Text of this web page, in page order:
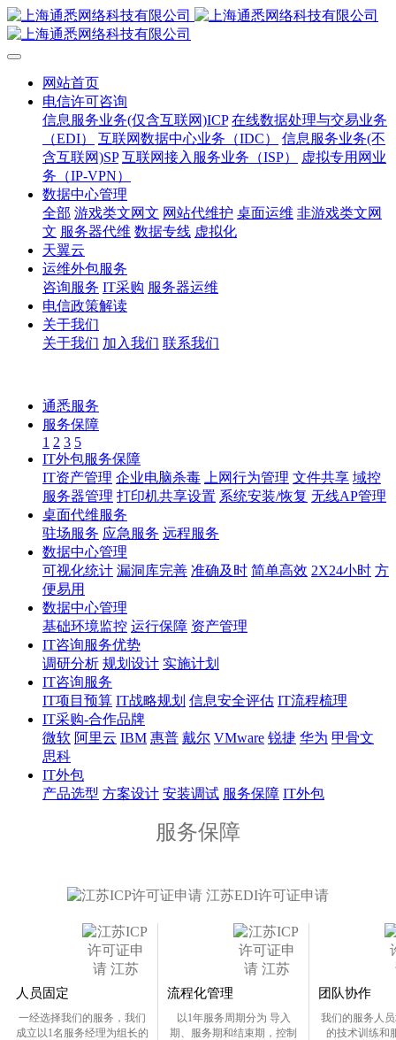
网站首页
电信许可咨询
信息服务业务(仅含互联网)ICP 在线数据处理与交易业务
（EDI）
互联网数据中心业务（IDC）
信息服务业务(不
含互联网)SP 互联网接入服务业务（ISP）
虚拟专用网业
务（IP-VPN）
数据中心管理
全部 游戏类文网文 网站代维护 桌面运维 非游戏类文网
文 服务器代维 数据专线 虚拟化
天翼云
运维外包服务
咨询服务 IT采购 服务器运维
电信政策解读
关于我们
关于我们 加入我们 联系我们
通悉服务
服务保障
1 2 3 5
IT外包服务保障
IT资产管理 企业电脑杀毒 上网行为管理 文件共享 域控
服务器管理 打印机共享设置 系统安装/恢复 无线AP管理
桌面代维服务
驻场服务 应急服务 远程服务
数据中心管理
可视化统计 漏洞库完善 准确及时 简单高效 2X24小时 方
便易用
数据中心管理
基础环境监控 运行保障 资产管理
IT咨询服务优势
调研分析 规划设计 实施计划
IT咨询服务
IT项目预算 IT战略规划 信息安全评估 IT流程梳理
IT采购-合作品牌
微软 阿里云 IBM 惠普 戴尔 VMware 锐捷 华为 甲骨文
思科
IT外包
产品选型 方案设计 安装调试 服务保障 IT外包
服务保障
人员固定
一经选择我们的服务，我们
成立以1名服务经理为组长的
流程化管理
以1年服务周期分为 导入
期、服务期和结束期，控制
团队协作
我们的服务人
的技术训练和